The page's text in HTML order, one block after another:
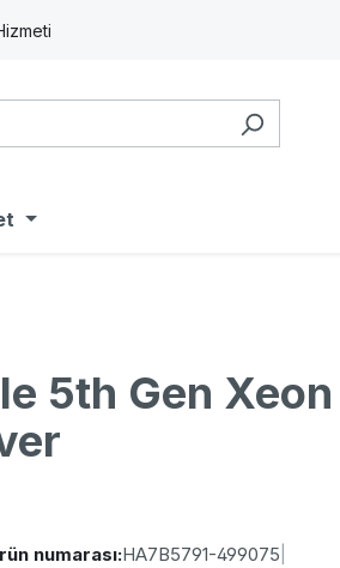
5th Gen Xeon
numarası:HA7B5791-499075